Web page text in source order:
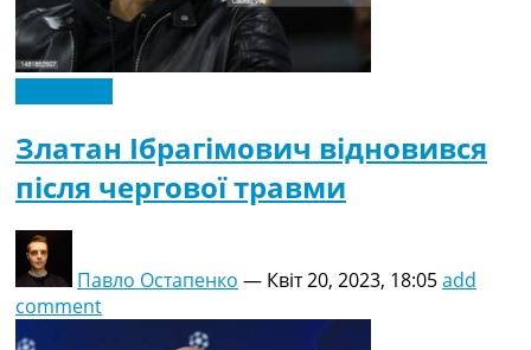
Златан Ібрагімович відновився
після чергової травми
Павло Остапенко — Квіт 20, 2023, 18:05add
comment